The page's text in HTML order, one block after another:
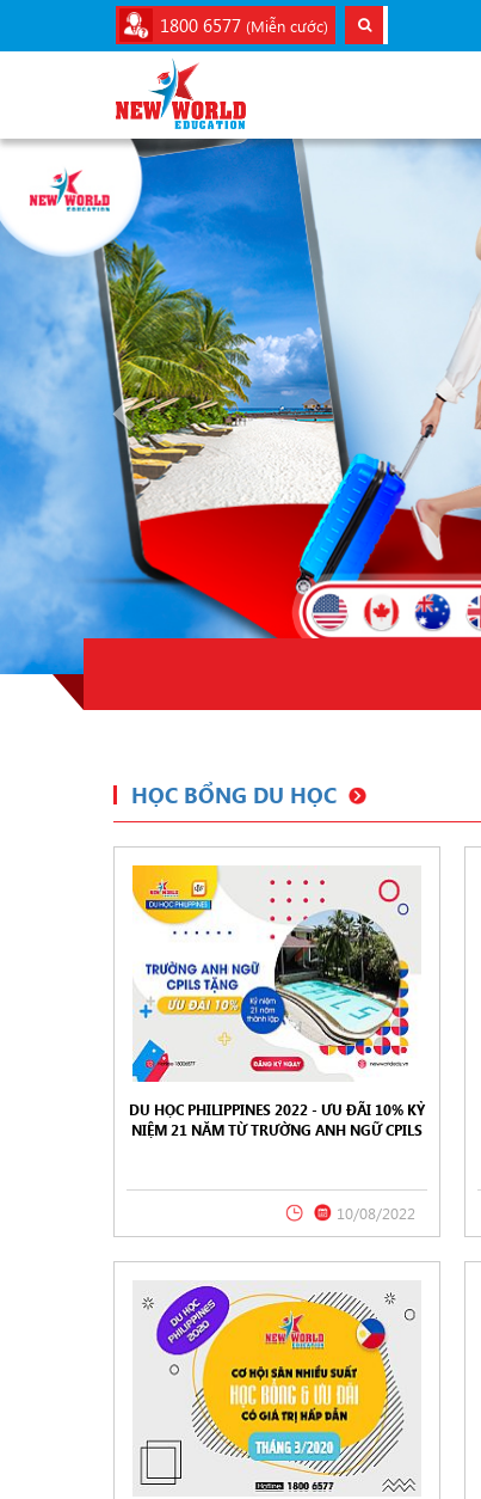
1800 6577 (Miễn cước)
Previous
HỌC BỔNG DU HỌC
DU HỌC PHILIPPINES 2022 - ƯU ĐÃI 10% KỶ
NIỆM 21 NĂM TỪ TRƯỜNG ANH NGỮ CPILS
10/08/2022